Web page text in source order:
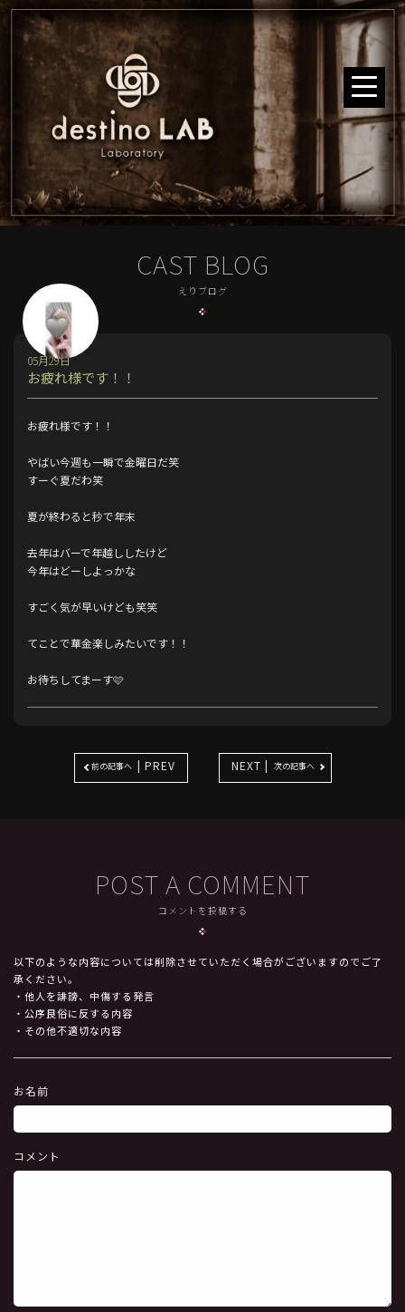
CAST BLOG
えりブログ
お疲れ様です！！
05月29日
お疲れ様です！！
やばい今週も一瞬で金曜日だ笑
すーぐ夏だわ笑
夏が終わると秒で年末
去年はバーで年越ししたけど
今年はどーしよっかな
すごく気が早いけども笑笑
てことで華金楽しみたいです！！
お待ちしてまーす🩷
前の記事へ | PREV NEXT | 次の記事へ
POST A COMMENT
コメントを投稿する
以下のような内容については削除させていただく場合がございますのでご了
承ください。
・他人を誹謗、中傷する発言
・公序良俗に反する内容
・その他不適切な内容
お名前
コメント